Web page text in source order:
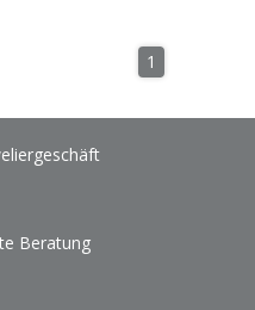
1
Beratung